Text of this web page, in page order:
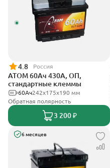
4.8 Россия
АТОМ 60Ач 430А, ОП,
стандартные клеммы
242х175х190 мм
60Ач
Обратная полярность
3 200 ₽
6 месяцев